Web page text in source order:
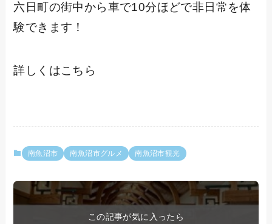
六日町の街中から車で10分ほどで非日常を体
験できます！
詳しくはこちら
南魚沼市 南魚沼市グルメ 南魚沼市観光
この記事が気に入ったら